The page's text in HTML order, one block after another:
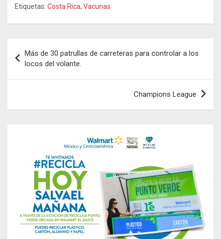
Etiquetas: Costa Rica, Vacunas
de
entradas
Más de 30 patrullas de carreteras para controlar a los
locos del volante.
Champions League